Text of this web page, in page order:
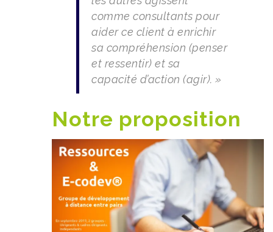
comme consultants pour
aider ce client à enrichir
sa compréhension (penser
et ressentir) et sa
capacité d’action (agir). »
Notre proposition